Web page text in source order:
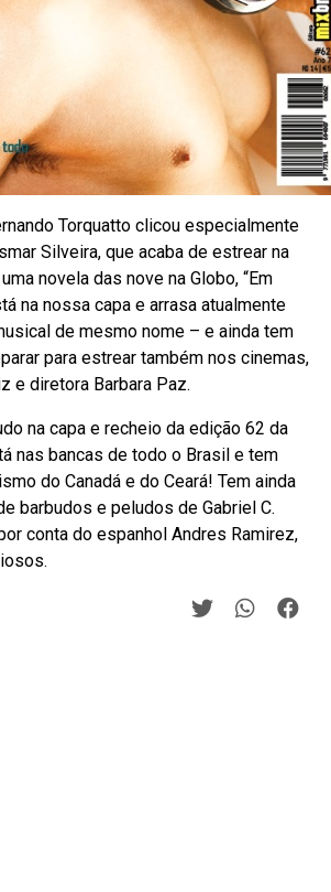
Torquatto clicou especialmente
Silveira, que acaba de estrear na
novela das nove na Globo, “Em
na nossa capa e arrasa atualmente
de mesmo nome – e ainda tem
para estrear também nos cinemas,
e diretora Barbara Paz.
na capa e recheio da edição 62 da
nas bancas de todo o Brasil e tem
do Canadá e do Ceará! Tem ainda
barbudos e peludos de Gabriel C.
conta do espanhol Andres Ramirez,